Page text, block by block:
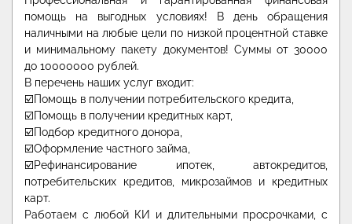
помощь на выгодных условиях! В день обращения
наличными на любые цели по низкой процентной ставке
и минимальному пакету документов! Суммы от 30000
до 10000000 рублей.
В перечень наших услуг входит:
☑️Помощь в получении потребительского кредита,
☑️Помощь в получении кредитных карт,
☑️Подбор кредитного донора,
☑️Оформление частного займа,
☑️Рефинансирование ипотек, автокредитов,
потребительских кредитов, микрозаймов и кредитных
карт.
Работаем с любой КИ и длительными просрочками, с